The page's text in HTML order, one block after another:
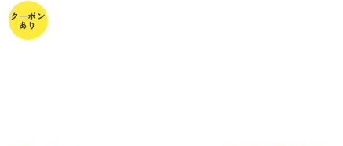
クーポン
あり